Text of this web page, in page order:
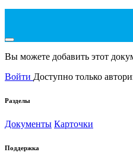
Вы можете добавить этот
Войти Доступно только
Разделы
Документы Карточки
Поддержка